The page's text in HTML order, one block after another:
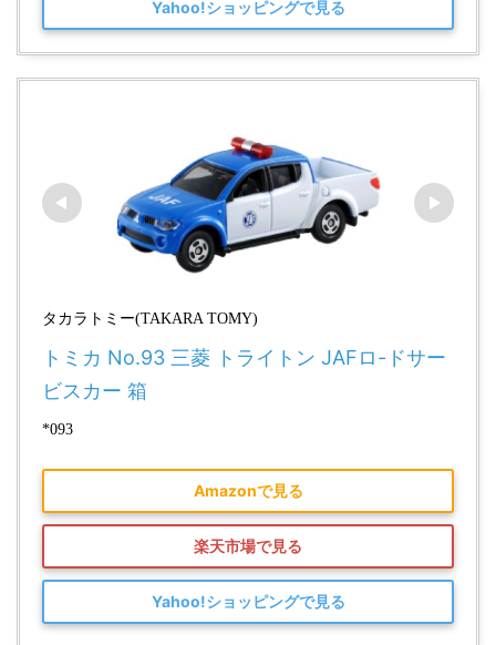
Yahoo!ショッピングで見る
タカラトミー(TAKARA TOMY)
トミカ No.93 三菱 トライトン JAFロ-ドサー
ビスカー 箱
*093
Amazonで見る
楽天市場で見る
Yahoo!ショッピングで見る